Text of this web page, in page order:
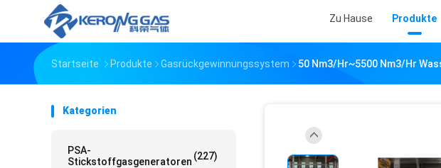
Zu Hause Produkte
Startseite Produkte Gasrückgewinnungssystem 50 Nm3/Hr~5500 Nm3/Hr
Kategorien
PSA-
Stickstoffgasgeneratoren (227)